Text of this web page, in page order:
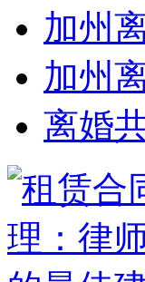
加州
加州
离婚